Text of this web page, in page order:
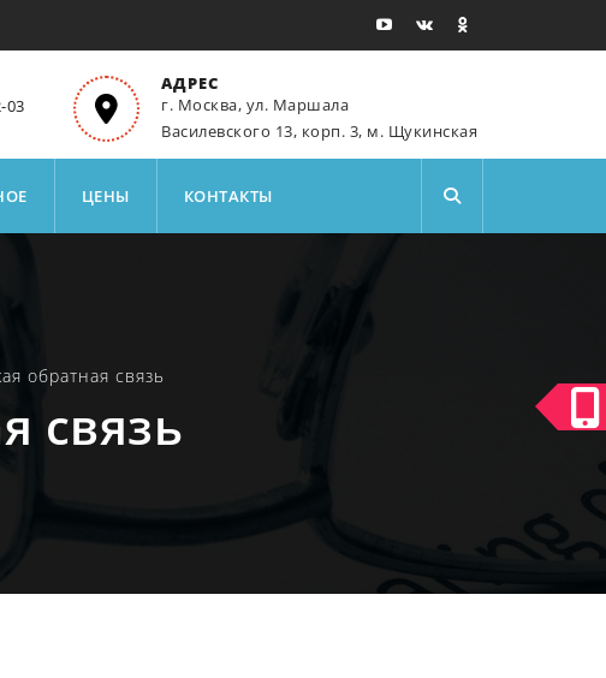
03
АДРЕС
г. Москва, ул. Маршала
Василевского 13, корп. 3, м. Щукинская
ЦЕНЫ КОНТАКТЫ
обратная связь
связь